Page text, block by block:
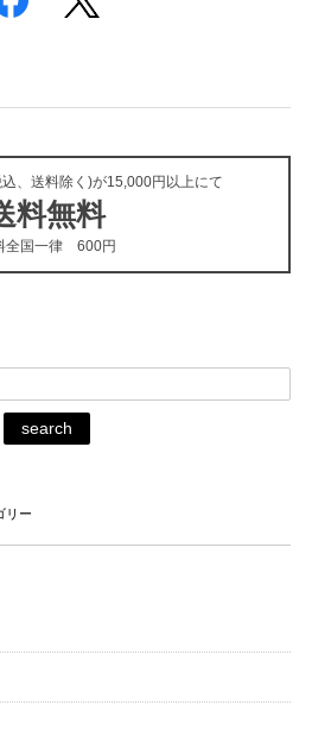
、送料除く)が15,000円以上にて
料無料
全国一律 600円
search
リー